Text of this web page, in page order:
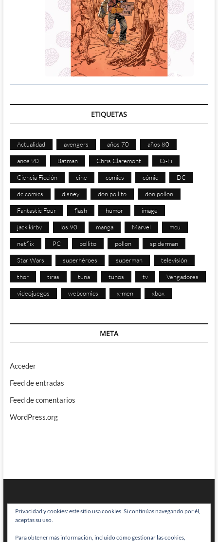
ETIQUETAS
Actualidad avengers años 70 años 80
años 90 Batman Chris Claremont Ci-Fi
Ciencia Ficción cine comics cómic DC
dc comics disney don pollito don pollon
Fantastic Four flash humor image
jack kirby los 90 manga Marvel mcu
netflix PC pollito pollon spiderman
Star Wars superhéroes superman televisión
thor tiras tuna tunos tv Vengadores
videojuegos webcomics x-men xbox
META
Acceder
Feed de entradas
Feed de comentarios
WordPress.org
BRAINSTOMPING| Diseñado por:Theme Freesia|WordPress| © Todos
Privacidad y cookies: este sitio usa cookies. Si continúas navegando por él,
aceptas su uso.
Para obtener más información, incluido cómo gestionar las cookies,